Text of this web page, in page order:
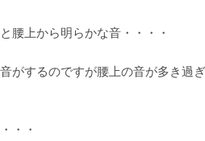
腰上から明らかな音・・・・
がするのですが腰上の音が多き過
・・